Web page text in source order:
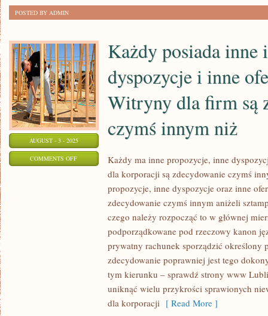
BUDOWIE
KOMPUTERÓW
POSTED BY ADMIN
AUGUST - 3 - 2025
COMMENTS OFFON
DYSPOZYCJE
Każdy posiada inne
dyspozycje i inne
Witryny dla firm są
czymś innym niż
Każdy ma inne propozycje, inne
dla korporacji są zdecydowanie czymś
propozycje, inne dyspozycje oraz inne
zdecydowanie czymś innym aniżeli
czego należy rozpocząć to w głównej
podporządkowane pod rzeczowy kanon
prywatny rachunek sporządzić określony
zdecydowanie poprawniej jest tego
tym kierunku – sprawdź strony www
uniknąć wielu przykrości sprawionych
dla korporacji [ Read More ]